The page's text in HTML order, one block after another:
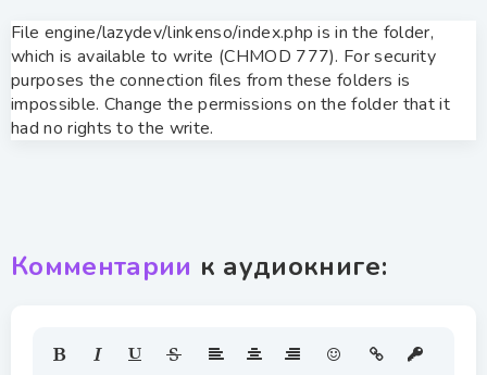
File engine/lazydev/linkenso/index.php is in the folder,
which is available to write (CHMOD 777). For security
purposes the connection files from these folders is
impossible. Change the permissions on the folder that it
had no rights to the write.
Комментарии к аудиокниге: